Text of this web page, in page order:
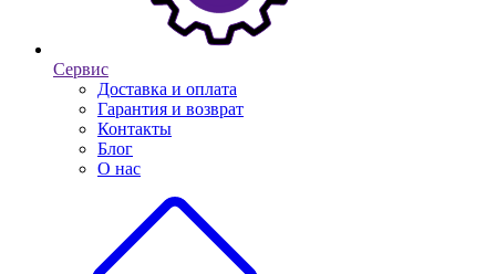
Сервис
Доставка и оплата
Гарантия и возврат
Контакты
Блог
О нас